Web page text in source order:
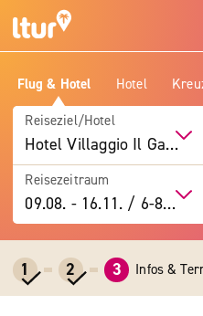
Flug & Hotel Hotel
Reiseziel/Hotel
Hotel Villaggio Il Gabbiano
Reisezeitraum
09.08. -16.11. / 6-8 Tage
1 2 3 Infos &